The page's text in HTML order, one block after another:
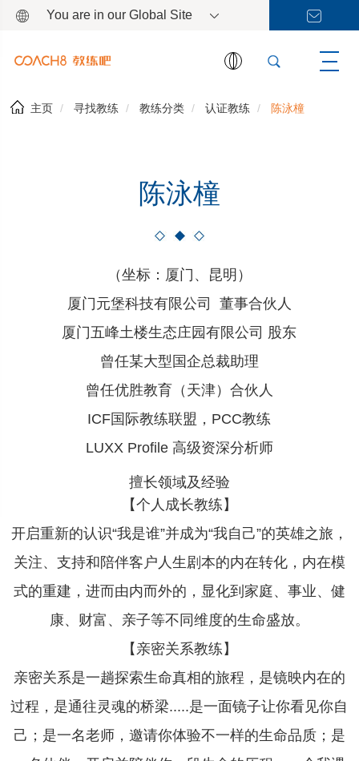
You are in our Global Site
主页 寻找教练 教练分类 认证教练 陈泳橦
陈泳橦
（坐标：厦门、昆明）
厦门元堡科技有限公司 董事合伙人
厦门五峰土楼生态庄园有限公司 股东
曾任某大型国企总裁助理
曾任优胜教育（天津）合伙人
ICF国际教练联盟，PCC教练
LUXX Profile 高级资深分析师
擅长领域及经验
【个人成长教练】
开启重新的认识“我是谁”并成为“我自己”的英雄之旅，
关注、支持和陪伴客户人生剧本的内在转化，内在模
式的重建，进而由内而外的，显化到家庭、事业、健
康、财富、亲子等不同维度的生命盛放。
【亲密关系教练】
亲密关系是一趟探索生命真相的旅程，是镜映内在的
过程，是通往灵魂的桥梁.....是一面镜子让你看见你自
己；是一名老师，邀请你体验不一样的生命品质；是